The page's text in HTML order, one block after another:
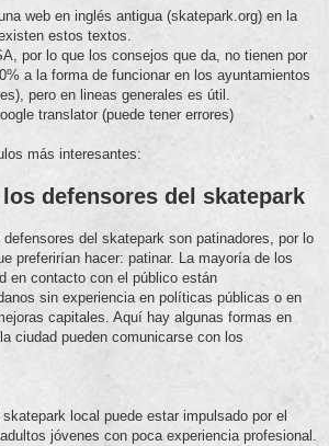
web en inglés antigua (skatepark.org) en la
estos textos.
por lo que los consejos que da, no tienen por
a la forma de funcionar en los ayuntamientos
pero en lineas generales es útil.
translator (puede tener errores)
más interesantes:
defensores del skatepark
del skatepark son patinadores, por lo
preferirían hacer: patinar. La mayoría de los
en contacto con el público están
sin experiencia en políticas públicas o en
capitales. Aquí hay algunas formas en
ciudad pueden comunicarse con los
local puede estar impulsado por el
jóvenes con poca experiencia profesional.